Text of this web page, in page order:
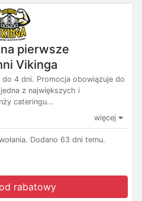
pierwsze
Vikinga
do 4 dni. Promocja obowiązuje do
z największych i
cateringu...
więcej
Dodano 63 dni temu.
rabatowy